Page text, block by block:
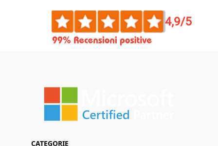
CATEGORIE